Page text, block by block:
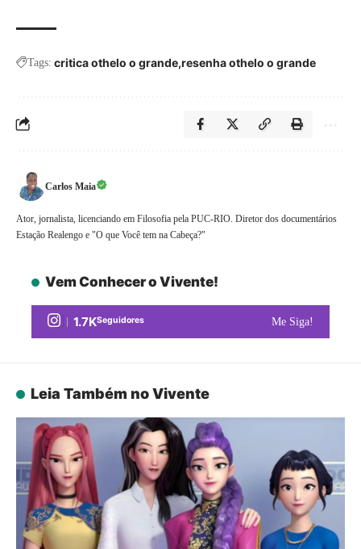
Tags: critica othelo o grande resenha othelo o grande
Carlos Maia
Ator, jornalista, licenciando em Filosofia pela PUC-RIO. Diretor dos documentários
Estação Realengo e "O que Você tem na Cabeça?"
Vem Conhecer o Vivente!
1.7KSeguidores Me Siga!
Leia Também no Vivente